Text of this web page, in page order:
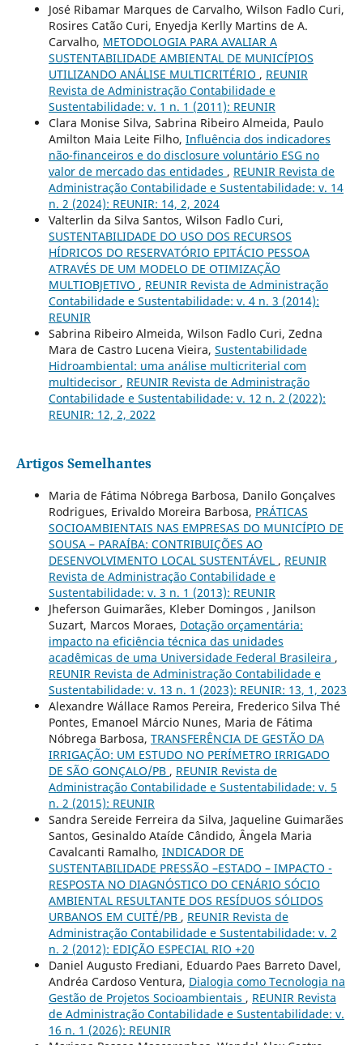
José Ribamar Marques de Carvalho, Wilson Fadlo Curi,
Rosires Catão Curi, Enyedja Kerlly Martins de A.
Carvalho, METODOLOGIA PARA AVALIAR A
SUSTENTABILIDADE AMBIENTAL DE MUNICÍPIOS
UTILIZANDO ANÁLISE MULTICRITÉRIO , REUNIR
Revista de Administração Contabilidade e
Sustentabilidade: v. 1 n. 1 (2011): REUNIR
Clara Monise Silva, Sabrina Ribeiro Almeida, Paulo
Amilton Maia Leite Filho, Influência dos indicadores
não-financeiros e do disclosure voluntário ESG no
valor de mercado das entidades , REUNIR Revista de
Administração Contabilidade e Sustentabilidade: v. 14
n. 2 (2024): REUNIR: 14, 2, 2024
Valterlin da Silva Santos, Wilson Fadlo Curi,
SUSTENTABILIDADE DO USO DOS RECURSOS
HÍDRICOS DO RESERVATÓRIO EPITÁCIO PESSOA
ATRAVÉS DE UM MODELO DE OTIMIZAÇÃO
MULTIOBJETIVO , REUNIR Revista de Administração
Contabilidade e Sustentabilidade: v. 4 n. 3 (2014):
REUNIR
Sabrina Ribeiro Almeida, Wilson Fadlo Curi, Zedna
Mara de Castro Lucena Vieira, Sustentabilidade
Hidroambiental: uma análise multicriterial com
multidecisor , REUNIR Revista de Administração
Contabilidade e Sustentabilidade: v. 12 n. 2 (2022):
REUNIR: 12, 2, 2022
Artigos Semelhantes
Maria de Fátima Nóbrega Barbosa, Danilo Gonçalves
Rodrigues, Erivaldo Moreira Barbosa, PRÁTICAS
SOCIOAMBIENTAIS NAS EMPRESAS DO MUNICÍPIO DE
SOUSA – PARAÍBA: CONTRIBUIÇÕES AO
DESENVOLVIMENTO LOCAL SUSTENTÁVEL , REUNIR
Revista de Administração Contabilidade e
Sustentabilidade: v. 3 n. 1 (2013): REUNIR
Jheferson Guimarães, Kleber Domingos , Janilson
Suzart, Marcos Moraes, Dotação orçamentária:
impacto na eficiência técnica das unidades
acadêmicas de uma Universidade Federal Brasileira ,
REUNIR Revista de Administração Contabilidade e
Sustentabilidade: v. 13 n. 1 (2023): REUNIR: 13, 1, 2023
Alexandre Wállace Ramos Pereira, Frederico Silva Thé
Pontes, Emanoel Márcio Nunes, Maria de Fátima
Nóbrega Barbosa, TRANSFERÊNCIA DE GESTÃO DA
IRRIGAÇÃO: UM ESTUDO NO PERÍMETRO IRRIGADO
DE SÃO GONÇALO/PB , REUNIR Revista de
Administração Contabilidade e Sustentabilidade: v. 5
n. 2 (2015): REUNIR
Sandra Sereide Ferreira da Silva, Jaqueline Guimarães
Santos, Gesinaldo Ataíde Cândido, Ângela Maria
Cavalcanti Ramalho, INDICADOR DE
SUSTENTABILIDADE PRESSÃO –ESTADO – IMPACTO -
RESPOSTA NO DIAGNÓSTICO DO CENÁRIO SÓCIO
AMBIENTAL RESULTANTE DOS RESÍDUOS SÓLIDOS
URBANOS EM CUITÉ/PB , REUNIR Revista de
Administração Contabilidade e Sustentabilidade: v. 2
n. 2 (2012): EDIÇÃO ESPECIAL RIO +20
Daniel Augusto Frediani, Eduardo Paes Barreto Davel,
Andréa Cardoso Ventura, Dialogia como Tecnologia na
Gestão de Projetos Socioambientais , REUNIR Revista
de Administração Contabilidade e Sustentabilidade: v.
16 n. 1 (2026): REUNIR